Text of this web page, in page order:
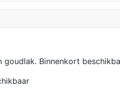
goudlak. Binnenkort